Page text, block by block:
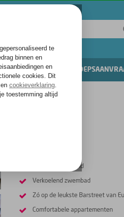
VAKANTIES
Dicht bij het strand
Verkoelend zwembad
Zó op de leukste Barstreet van
Comfortabele appartementen